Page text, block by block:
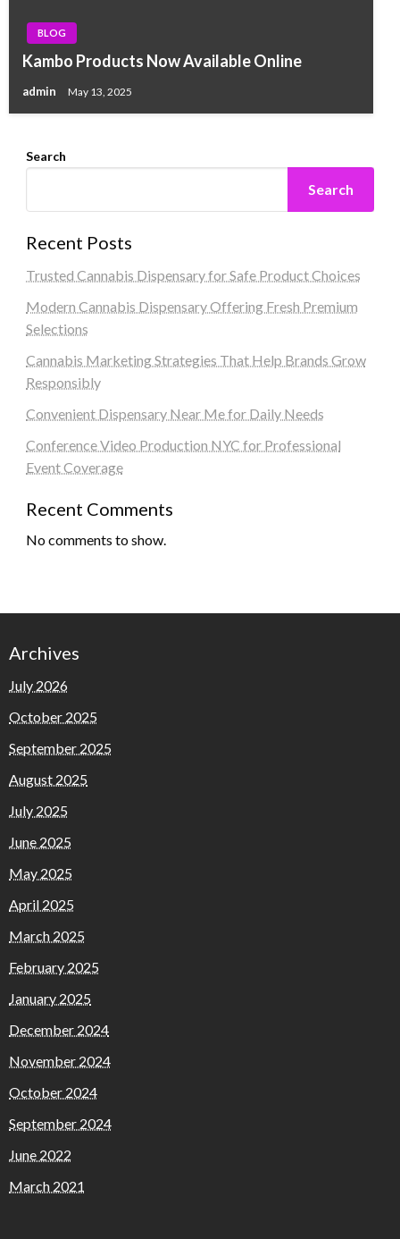
BLOG
Kambo Products Now Available Online
admin May 13, 2025
Search
Search
Recent Posts
Trusted Cannabis Dispensary for Safe Product Choices
Modern Cannabis Dispensary Offering Fresh Premium
Selections
Cannabis Marketing Strategies That Help Brands Grow
Responsibly
Convenient Dispensary Near Me for Daily Needs
Conference Video Production NYC for Professional
Event Coverage
Recent Comments
No comments to show.
Archives
July 2026
October 2025
September 2025
August 2025
July 2025
June 2025
May 2025
April 2025
March 2025
February 2025
January 2025
December 2024
November 2024
October 2024
September 2024
June 2022
March 2021